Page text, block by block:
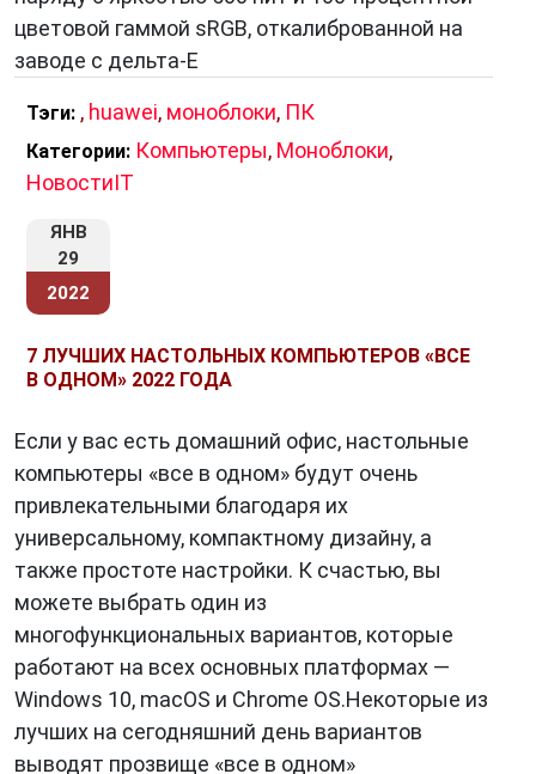
цветовой гаммой sRGB, откалиброванной на
заводе с дельта-E
Тэги: , huawei, моноблоки, ПК
Категории: Компьютеры, Моноблоки,
НовостиIT
ЯНВ
29
2022
7 ЛУЧШИХ НАСТОЛЬНЫХ КОМПЬЮТЕРОВ «ВСЕ
В ОДНОМ» 2022 ГОДА
Если у вас есть домашний офис, настольные
компьютеры «все в одном» будут очень
привлекательными благодаря их
универсальному, компактному дизайну, а
также простоте настройки. К счастью, вы
можете выбрать один из
многофункциональных вариантов, которые
работают на всех основных платформах —
Windows 10, macOS и Chrome OS.Некоторые из
лучших на сегодняшний день вариантов
выводят прозвище «все в одном»